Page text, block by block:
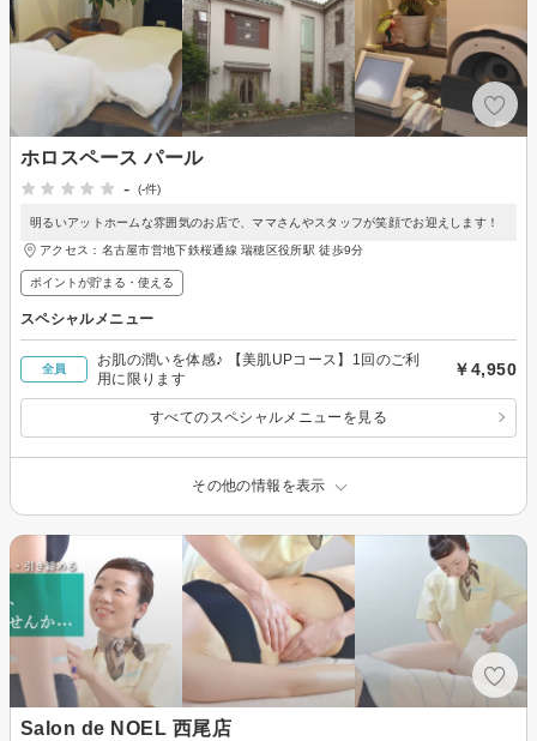
ホロスペース パール
-
(-件)
明るいアットホームな雰囲気のお店で、ママさんやスタッフが笑顔でお迎えします！
アクセス：名古屋市営地下鉄桜通線 瑞穂区役所駅 徒歩9分
ポイントが貯まる・使える
スペシャルメニュー
全員
お肌の潤いを体感♪ 【美肌UPコース】1回のご利
用に限ります
￥4,950
すべてのスペシャルメニューを見る
その他の情報を表示
Salon de NOEL 西尾店